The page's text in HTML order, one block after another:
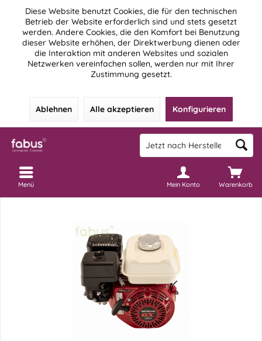
Diese Website benutzt Cookies, die für den technischen
Betrieb der Website erforderlich sind und stets gesetzt
werden. Andere Cookies, die den Komfort bei Benutzung
dieser Website erhöhen, der Direktwerbung dienen oder
die Interaktion mit anderen Websites und sozialen
Netzwerken vereinfachen sollen, werden nur mit Ihrer
Zustimmung gesetzt.
Ablehnen Alle akzeptieren Konfigurieren
Warenkorb
Mein Konto
Menü